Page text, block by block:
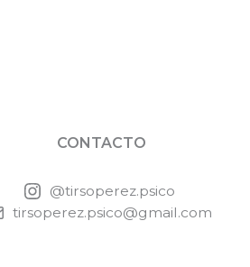
CONTACTO
@tirsoperez.psico
tirsoperez.psico@gmail.com